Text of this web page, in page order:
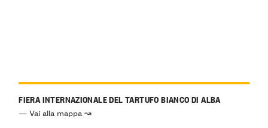
FIERA INTERNAZIONALE DEL TARTUFO BIANCO DI ALBA
— Vai alla mappa ↝